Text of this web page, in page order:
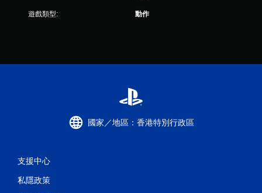
遊戲類型: 動作
國家／地區：香港特別行政區
支援中心
私隱政策